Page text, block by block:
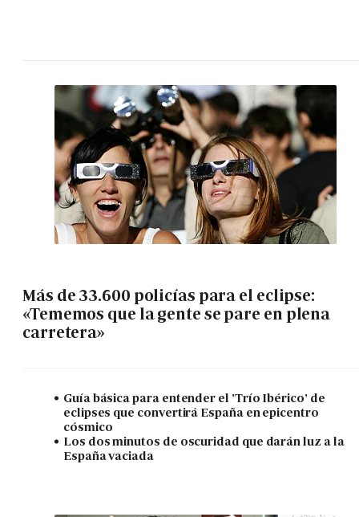
Más de 33.600 policías para el eclipse:
«Tememos que la gente se pare en plena
carretera»
Guía básica para entender el 'Trío Ibérico' de
eclipses que convertirá España en epicentro
cósmico
Los dos minutos de oscuridad que darán luz a la
España vaciada